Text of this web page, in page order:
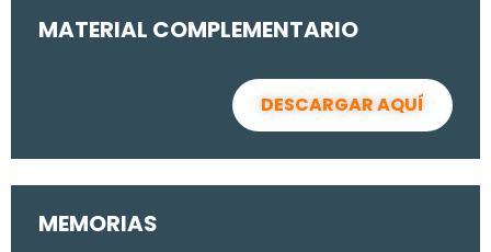
MATERIAL COMPLEMENTARIO
DESCARGAR AQUÍ
MEMORIAS